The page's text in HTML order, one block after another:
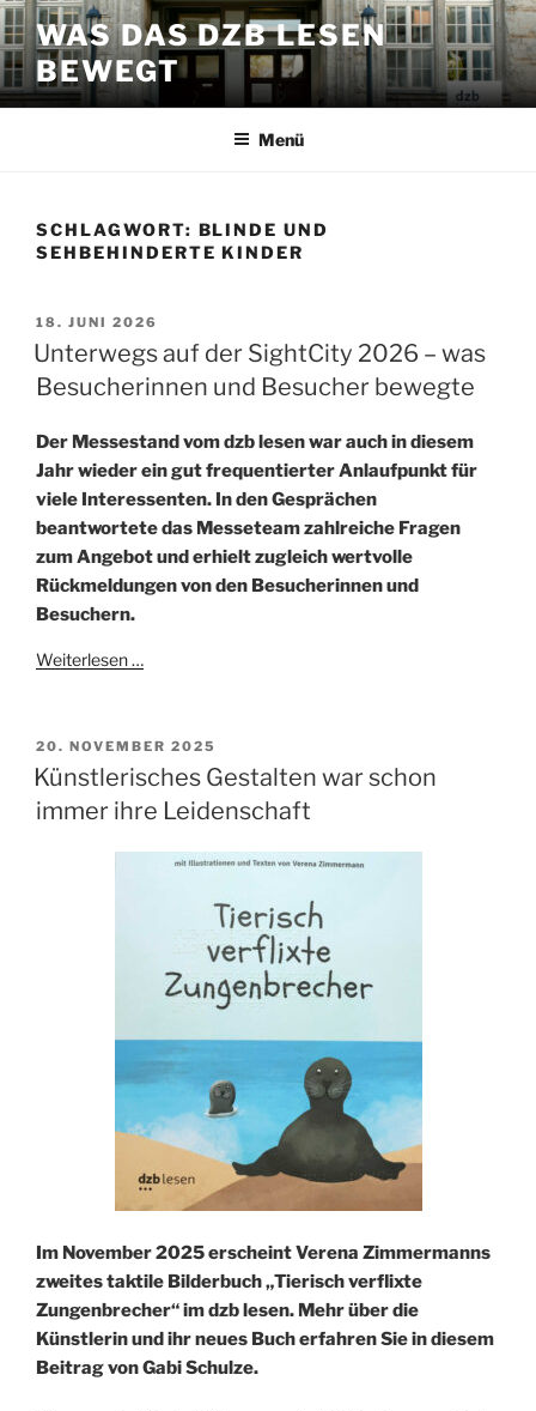
Zum
Inhalt
springen
WAS DAS DZB LESEN
BEWEGT
Menü
SCHLAGWORT: BLINDE UND
SEHBEHINDERTE KINDER
VERÖFFENTLICHT
AM
18. JUNI 2026
Unterwegs auf der SightCity 2026 – was
Besucherinnen und Besucher bewegte
Der Messestand vom dzb lesen war auch in diesem
Jahr wieder ein gut frequentierter Anlaufpunkt für
viele Interessenten. In den Gesprächen
beantwortete das Messeteam zahlreiche Fragen
zum Angebot und erhielt zugleich wertvolle
Rückmeldungen von den Besucherinnen und
Besuchern.
Weiterlesen …
Künstlerisches Gestalten war schon
immer ihre Leidenschaft
VERÖFFENTLICHT
AM
20. NOVEMBER 2025
Im November 2025 erscheint Verena Zimmermanns
zweites taktile Bilderbuch „Tierisch verflixte
Zungenbrecher“ im dzb lesen. Mehr über die
Künstlerin und ihr neues Buch erfahren Sie in diesem
Beitrag von Gabi Schulze.